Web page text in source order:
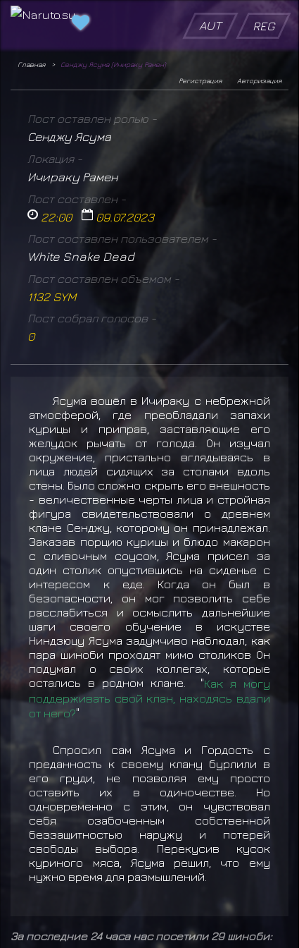
AUT REG
Главная
Сенджу Ясума (Ичираку Рамен)
Авторизация
Регистрация
Пост оставлен ролью -
Сенджу Ясума
Локация -
Ичираку Рамен
Пост составлен -
22:00 09.07.2023
Пост составлен пользователем -
White Snake Dead
Пост составлен объемом -
1132 SYM
Пост собрал голосов -
0
Ясума вошёл в Ичираку с небрежной
атмосферой, где преобладали запахи
курицы и приправ, заставляющие его
желудок рычать от голода. Он изучал
окружение, пристально вглядываясь в
лица людей сидящих за столами вдоль
стены. Было сложно скрыть его внешность
- величественные черты лица и стройная
фигура свидетельствовали о древнем
клане Сенджу, которому он принадлежал.
Заказав порцию курицы и блюдо макарон
с сливочным соусом, Ясума присел за
один столик опустившись на сиденье с
интересом к еде. Когда он был в
безопасности, он мог позволить себе
расслабиться и осмыслить дальнейшие
шаги своего обучение в искустве
Ниндзюцу Ясума задумчиво наблюдал, как
пара шиноби проходят мимо столиков Он
подумал о своих коллегах, которые
остались в родном клане. "Как я могу
поддерживать свой клан, находясь вдали
от него?"
Спросил сам Ясума и Гордость с
преданность к своему клану бурлили в
его груди, не позволяя ему просто
оставить их в одиночестве. Но
одновременно с этим, он чувствовал
себя озабоченным собственной
беззащитностью наружу и потерей
свободы выбора. Перекусив кусок
куриного мяса, Ясума решил, что ему
нужно время для размышлений.
За последние 24 часа нас посетили 29 шиноби: